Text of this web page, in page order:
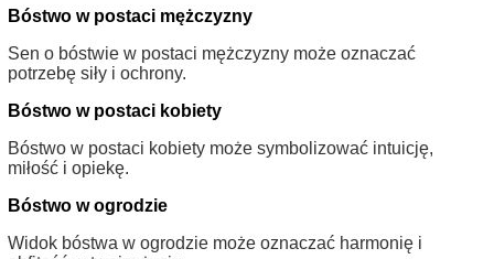
Bóstwo w postaci mężczyzny
Sen o bóstwie w postaci mężczyzny może oznaczać
potrzebę siły i ochrony.
Bóstwo w postaci kobiety
Bóstwo w postaci kobiety może symbolizować intuicję,
miłość i opiekę.
Bóstwo w ogrodzie
Widok bóstwa w ogrodzie może oznaczać harmonię i